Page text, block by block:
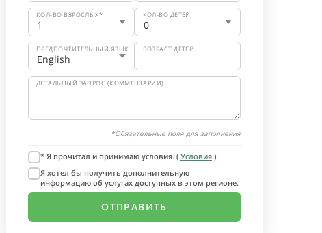
КОЛ-ВО ВЗРОСЛЫХ* КОЛ-ВО ДЕТЕЙ
ПРЕДПОЧТИТЕЛЬНЫЙ ЯЗЫК ВОЗРАСТ ДЕТЕЙ
ДЕТАЛЬНЫЙ ЗАПРОС (КОММЕНТАРИИ)
*Обязательные поля для заполнения
* Я прочитал и принимаю условия. ( Условия ).
Я хотел бы получить дополнительную
информацию об услугах доступных в этом регионе.